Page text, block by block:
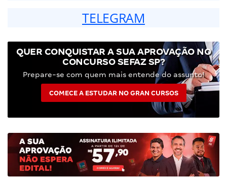
TELEGRAM
QUER CONQUISTAR A SUA APROVAÇÃO NO
CONCURSO SEFAZ SP?
Prepare-se com quem mais entende do assunto!
COMECE A ESTUDAR NO GRAN CURSOS